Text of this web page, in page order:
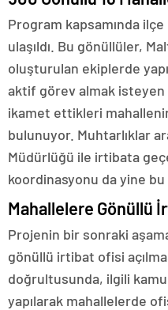
Program kapsamında
ulaşıldı. Bu gönüllüler,
oluşturulan ekiplerde
aktif görev almak
ikamet ettikleri
bulunuyor. Muhtarlıklar
Müdürlüğü ile irtibata
koordinasyonu da yine bu
Mahallelere Gönüllü
Projenin bir sonraki
gönüllü irtibat ofisi
doğrultusunda, ilgili
yapılarak mahallelerde